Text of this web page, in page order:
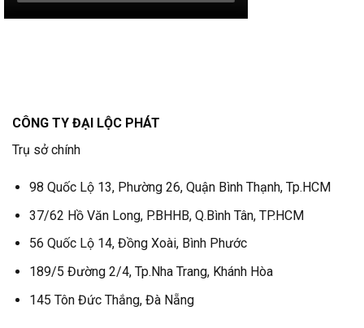
CÔNG TY ĐẠI LỘC PHÁT
Trụ sở chính
98 Quốc Lộ 13, Phường 26, Quận Bình Thạnh, Tp.HCM
37/62 Hồ Văn Long, P.BHHB, Q.Bình Tân, TP.HCM
56 Quốc Lộ 14, Đồng Xoài, Bình Phước
189/5 Đường 2/4, Tp.Nha Trang, Khánh Hòa
145 Tôn Đức Thắng, Đà Nẵng